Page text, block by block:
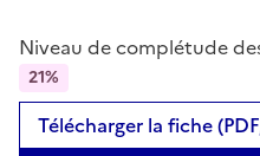
Niveau de complétude
21%
Télécharger la fiche